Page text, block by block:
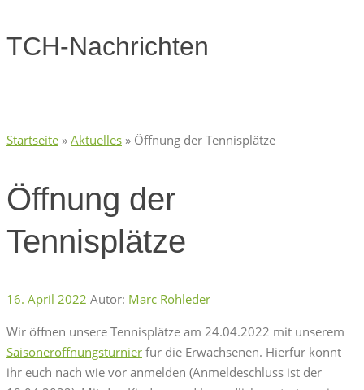
TCH-Nachrichten
Startseite » Aktuelles » Öffnung der Tennisplätze
Öffnung der
Tennisplätze
16. April 2022 Autor: Marc Rohleder
Wir öffnen unsere Tennisplätze am 24.04.2022 mit unserem
Saisoneröffnungsturnier für die Erwachsenen. Hierfür könnt
ihr euch nach wie vor anmelden (Anmeldeschluss ist der